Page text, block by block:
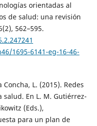
orientadas al
de salud: una revisión
562–595.
1695-6141-eg-16-46-
L. (2015). Redes
En L. M. Gutiérrez-
(Eds.),
para un plan de